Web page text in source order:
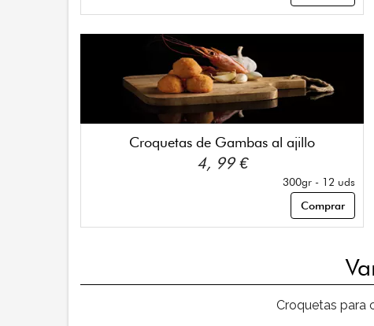
Croquetas de Gambas al ajillo
4, 99 €
300gr - 12 uds
Comprar
Croquetas para